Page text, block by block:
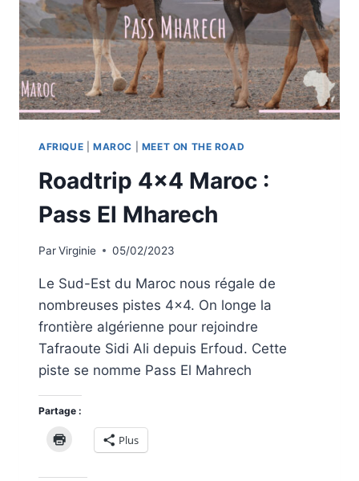
AFRIQUE MAROC MEET ON THE ROAD
Roadtrip 4×4 Maroc :
Pass El Mharech
ParVirginie 05/02/2023
Le Sud-Est du Maroc nous régale de
nombreuses pistes 4×4. On longe la
frontière algérienne pour rejoindre
Tafraoute Sidi Ali depuis Erfoud. Cette
piste se nomme Pass El Mahrech
Partage :
Plus